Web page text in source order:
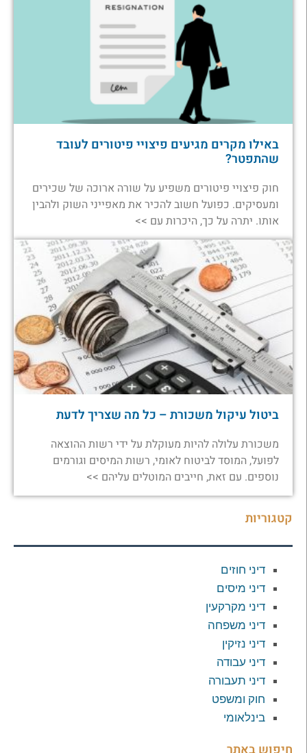
באילו מקרים מגיעים פיצויי פיטורים לעובד
שהתפטר?
חוק פיצויי פיטורים משפיע על שורה ארוכה של שכירים
ומעסיקים. כפועל חשוב להכיר את מאפייני השוק ולהבין
אותו. יתרה על כך, היכרות עם >>
ביטול עיקול משכורת – כל מה שצריך לדעת
משכורת עלולה להיות מעוקלת על ידי רשות ההוצאה
לפועל, המוסד לביטוח לאומי, רשות המיסים וגורמים
נוספים. עם זאת, חייבים המוטלים עליהם >>
קטגוריות
דיני חוזים
דיני מיסים
דיני מקרקעין
דיני משפחה
דיני נזיקין
דיני עבודה
דיני תעבורה
חוק ומשפט
בינלאומי